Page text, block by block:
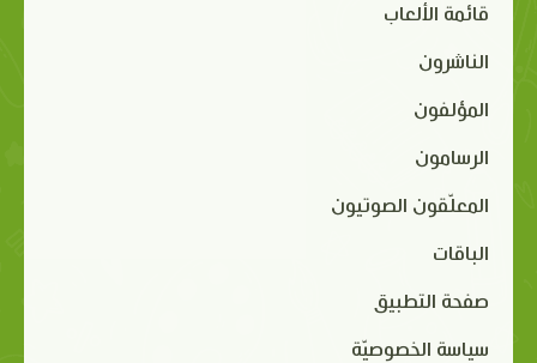
قائمة الألعاب
الناشرون
المؤلفون
الرسامون
المعلّقون الصوتيون
الباقات
صفحة التطبيق
سياسة الخصوصيّة